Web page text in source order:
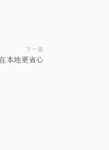
下一篇
本地更省心